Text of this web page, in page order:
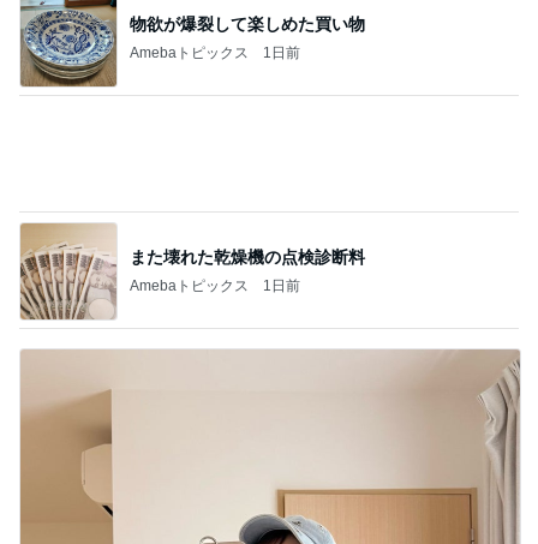
スラスラ出てくる自分の嫌いなところ
Amebaトピックス